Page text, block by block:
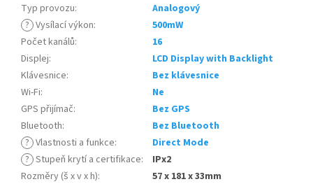
Typ provozu:
Analogový
? Vysílací výkon:
500mW
Počet kanálů:
16
Displej:
LCD Display with Backlight
Klávesnice:
Bez klávesnice
Wi-Fi:
Ne
GPS přijímač:
Bez GPS
Bluetooth:
Bez Bluetooth
? Vlastnosti a funkce:
Direct Mode
? Stupeň krytí a certifikace:
IPx2
Rozměry (š x v x h): 57 x 181 x 33mm